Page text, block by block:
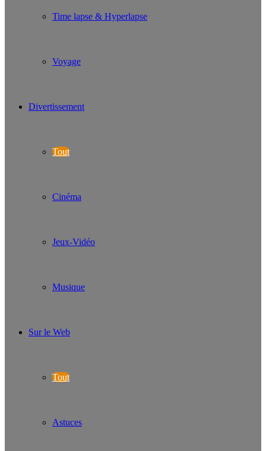
Time lapse & Hyperlapse
Voyage
Divertissement
Tout
Cinéma
Jeux-Vidéo
Musique
Sur le Web
Tout
Astuces